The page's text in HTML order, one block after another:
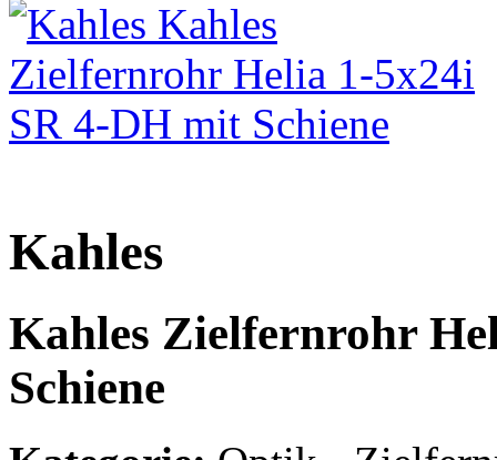
Kahles
Kahles Zielfernrohr
Schiene